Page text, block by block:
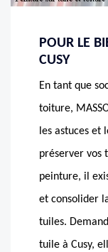
POUR LE
CUSY
En tant que
toiture,
les astuces et
préserver vos
peinture, il
et consolider
tuiles.
tuile à Cusy,